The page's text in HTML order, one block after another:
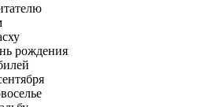
рождения